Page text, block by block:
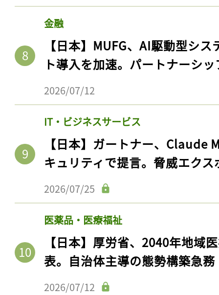
金融
【日本】MUFG、AI駆動型シ
ト導入を加速。パートナーシ
2026/07/12
IT・ビジネスサービス
【日本】ガートナー、Claude
キュリティで提言。脅威エク
2026/07/25
医薬品・医療福祉
【日本】厚労省、2040年地域
表。自治体主導の態勢構築急務
2026/07/12